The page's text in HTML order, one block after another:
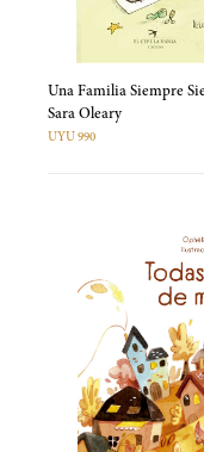
Sara Oleary
UYU 990